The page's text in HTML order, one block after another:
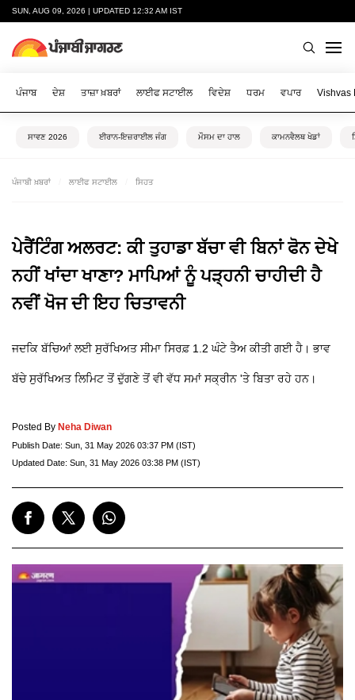
SUN, AUG 09, 2026 | UPDATED 12:32 AM IST
ਪੰਜਾਬ ਦੇਸ਼ ਤਾਜ਼ਾ ਖ਼ਬਰਾਂ ਲਾਈਫ ਸਟਾਈਲ ਵਿਦੇਸ਼ ਧਰਮ ਵਪਾਰ Vishvas
ਸਾਵਣ 2026 ਈਰਾਨ-ਇਜ਼ਰਾਈਲ ਜੰਗ ਮੌਸਮ ਦਾ ਹਾਲ ਕਾਮਨਵੈਲਥ ਖੇਡਾਂ
ਪੰਜਾਬੀ ਖ਼ਬਰਾਂ ਲਾਈਫ ਸਟਾਈਲ ਸਿਹਤ
ਪੇਰੈਂਟਿੰਗ ਅਲਰਟ: ਕੀ ਤੁਹਾਡਾ ਬੱਚਾ ਵੀ ਬਿਨਾਂ ਫੋਨ ਦੇਖੇ
ਨਹੀਂ ਖਾਂਦਾ ਖਾਣਾ? ਮਾਪਿਆਂ ਨੂੰ ਪੜ੍ਹਨੀ ਚਾਹੀਦੀ ਹੈ
ਨਵੀਂ ਖੋਜ ਦੀ ਇਹ ਚਿਤਾਵਨੀ
ਜਦਕਿ ਬੱਚਿਆਂ ਲਈ ਸੁਰੱਖਿਅਤ ਸੀਮਾ ਸਿਰਫ਼ 1.2 ਘੰਟੇ ਤੈਅ ਕੀਤੀ ਗਈ ਹੈ। ਭਾਵ
ਬੱਚੇ ਸੁਰੱਖਿਅਤ ਲਿਮਿਟ ਤੋਂ ਦੁੱਗਣੇ ਤੋਂ ਵੀ ਵੱਧ ਸਮਾਂ ਸਕ੍ਰੀਨ 'ਤੇ ਬਿਤਾ ਰਹੇ ਹਨ।
Posted By Neha Diwan
Publish Date: Sun, 31 May 2026 03:37 PM (IST)
Updated Date: Sun, 31 May 2026 03:38 PM (IST)